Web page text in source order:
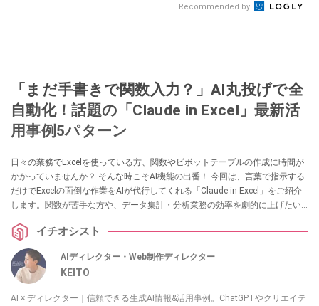
Recommended by
「まだ手書きで関数入力？」AI丸投げで全
自動化！話題の「Claude in Excel」最新活
用事例5パターン
日々の業務でExcelを使っている方、関数やピボットテーブルの作成に時間が
かかっていませんか？ そんな時こそAI機能の出番！ 今回は、言葉で指示する
だけでExcelの面倒な作業をAIが代行してくれる「Claude in Excel」をご紹介
します。関数が苦手な方や、データ集計・分析業務の効率を劇的に上げたい
にしてみてください。
イチオシスト
AIディレクター・Web制作ディレクター
KEITO
AI × ディレクター｜信頼できる生成AI情報&活用事例。ChatGPTやクリエイテ